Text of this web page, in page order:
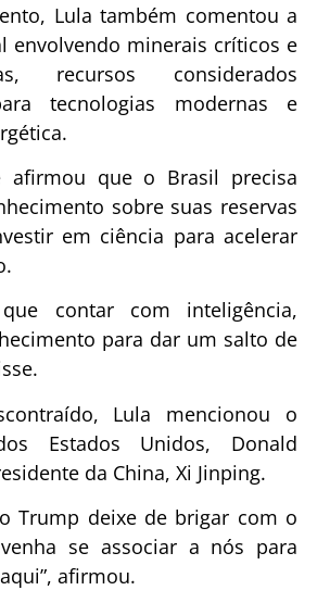
Lula também comentou a
envolvendo minerais críticos e
recursos considerados
tecnologias modernas e
afirmou que o Brasil precisa
sobre suas reservas
em ciência para acelerar
contar com inteligência,
para dar um salto de
Lula mencionou o
Estados Unidos, Donald
da China, Xi Jinping.
Trump deixe de brigar com o
se associar a nós para
afirmou.